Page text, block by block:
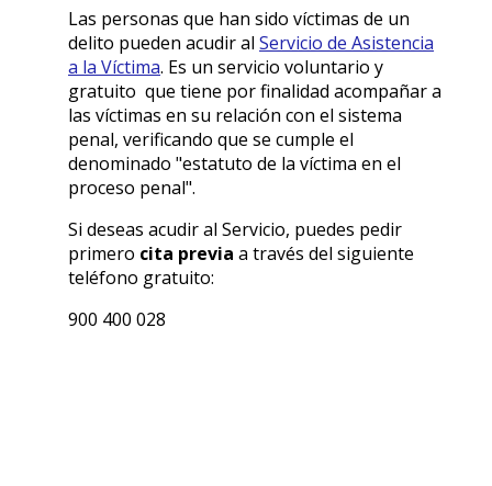
Las personas que han sido víctimas de un
delito pueden acudir al Servicio de Asistencia
a la Víctima. Es un servicio voluntario y
gratuito que tiene por finalidad acompañar a
las víctimas en su relación con el sistema
penal, verificando que se cumple el
denominado "estatuto de la víctima en el
proceso penal".
Si deseas acudir al Servicio, puedes pedir
primero cita previa a través del siguiente
teléfono gratuito:
900 400 028